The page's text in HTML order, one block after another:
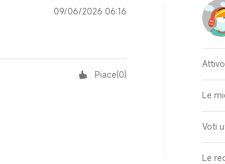
09/06/2026 06:16
Piace(0)
Le
Voti
Le